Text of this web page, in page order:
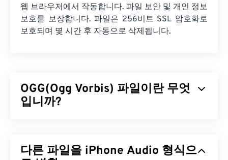
웹 브라우저에서 작동합니다. 파일 보안 및 개인 정보
보호를 보장합니다. 파일은 256비트 SSL 암호화로
보호되며 몇 시간 후 자동으로 삭제됩니다.
OGG(Ogg Vorbis) 파일이란 무엇
입니까?
및 로열티 없는 인코딩 방식입니다. MP3와 마찬가
다른 파일을 iPhone Audio 형식으